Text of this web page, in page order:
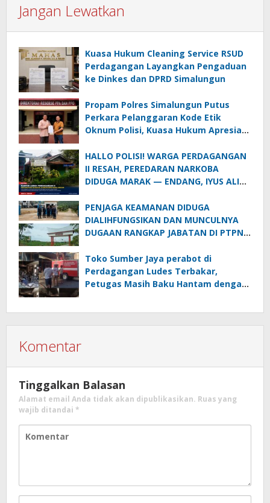
Jangan Lewatkan
Kuasa Hukum Cleaning Service RSUD
Perdagangan Layangkan Pengaduan
ke Dinkes dan DPRD Simalungun
Propam Polres Simalungun Putus
Perkara Pelanggaran Kode Etik
Oknum Polisi, Kuasa Hukum Apresiasi
HALLO POLISI! WARGA PERDAGANGAN
II RESAH, PEREDARAN NARKOBA
DIDUGA MARAK — ENDANG, IYUS ALIAS
DISEBUT DALAM INFORMASI
MASYARAKAT
PENJAGA KEAMANAN DIDUGA
DIALIHFUNGSIKAN DAN MUNCULNYA
DUGAAN RANGKAP JABATAN DI PTPN
MAYANG
Toko Sumber Jaya perabot di
Perdagangan Ludes Terbakar,
Petugas Masih Baku Hantam dengan
Komentar
Tinggalkan Balasan
Alamat email Anda tidak akan dipublikasikan. Ruas yang
wajib ditandai *